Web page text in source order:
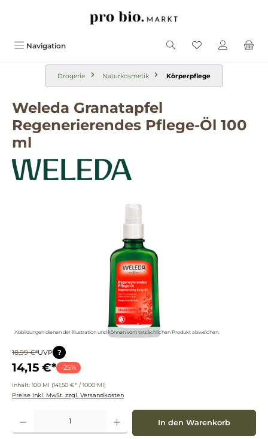
Navigation
Drogerie Naturkosmetik Körperpflege
Weleda Granatapfel
Regenerierendes Pflege-Öl 100
ml
Abbildungen dienen der Illustration und können vom tatsächlichen Produkt abweichen.
18,99 €*UVP ?
14,15 €* -25%
Inhalt: 100 Ml (141,50 €* / 1000 Ml)
Preise inkl. MwSt. zzgl. Versandkosten
Produkt Anzahl: Gib den gewünschten Wert ein oder benutze die Schaltflächen um
In den Warenkorb